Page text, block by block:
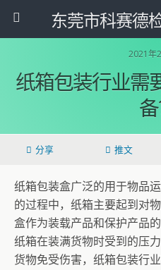
2021年
纸箱包装行业需
备
分享 推文
纸箱包装盒广泛的用于物品
的过程中，纸箱主要起到对
盒作为装载产品和保护产品
纸箱在装满货物时受到的压
货物免受伤害，纸箱包装行